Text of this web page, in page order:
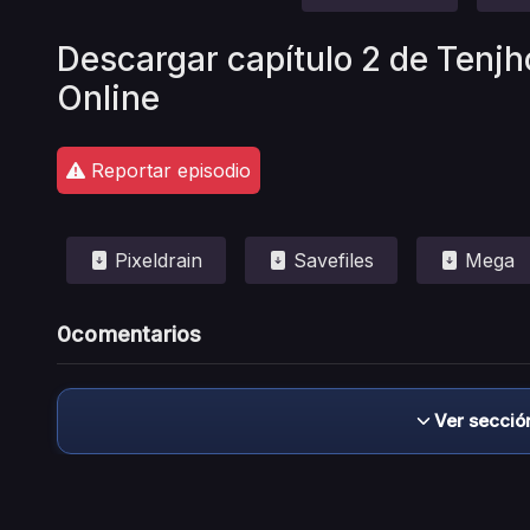
Descargar capítulo 2 de
Online
Reportar episodio
Pixeldrain Savefiles Mega
0comentarios
Ver